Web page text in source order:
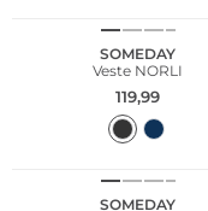
SOMEDAY
Veste NORLI
119,99
SOMEDAY